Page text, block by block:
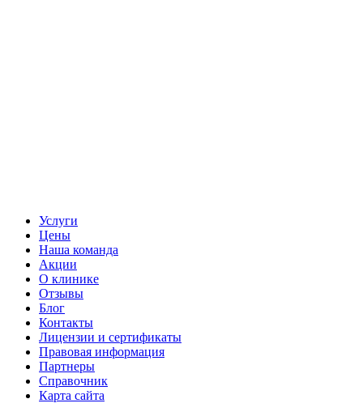
Услуги
Цены
Наша команда
Акции
О клинике
Отзывы
Блог
Контакты
Лицензии и сертификаты
Правовая информация
Партнеры
Справочник
Карта сайта